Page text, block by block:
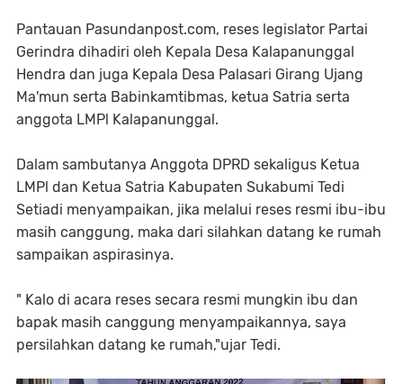
Pantauan Pasundanpost.com, reses legislator Partai
Gerindra dihadiri oleh Kepala Desa Kalapanunggal
Hendra dan juga Kepala Desa Palasari Girang Ujang
Ma'mun serta Babinkamtibmas, ketua Satria serta
anggota LMPl Kalapanunggal.
Dalam sambutanya Anggota DPRD sekaligus Ketua
LMPl dan Ketua Satria Kabupaten Sukabumi Tedi
Setiadi menyampaikan, jika melalui reses resmi ibu-ibu
masih canggung, maka dari silahkan datang ke rumah
sampaikan aspirasinya.
" Kalo di acara reses secara resmi mungkin ibu dan
bapak masih canggung menyampaikannya, saya
persilahkan datang ke rumah,"ujar Tedi.